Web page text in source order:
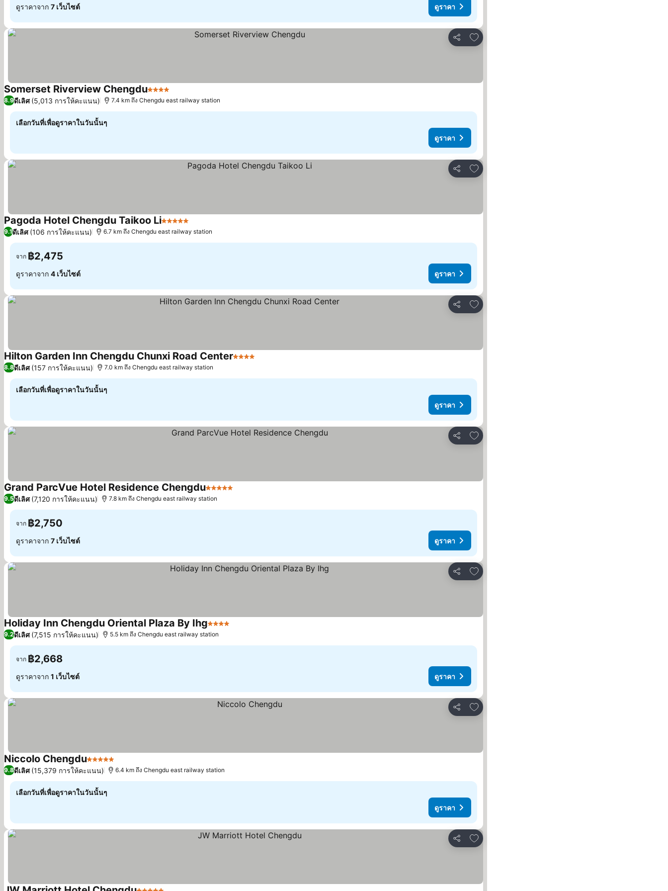
ดูราคาจาก 7 เว็บไซต์ ดูราคา
แชร์
เพิ่มในรายการโปรด
Somerset Riverview Chengdu4 ดาว
8.9ดีเลิศ (5,013 การให้คะแนน) 7.4 km ถึง Chengdu east railway station
เลือกวันที่เพื่อดูราคาในวันนั้นๆ
ดูราคา
แชร์
เพิ่มในรายการโปรด
Pagoda Hotel Chengdu Taikoo Li5 ดาว
9.1ดีเลิศ (106 การให้คะแนน) 6.7 km ถึง Chengdu east railway station
จาก ฿2,475
ดูราคาจาก 4 เว็บไซต์ ดูราคา
แชร์
เพิ่มในรายการโปรด
Hilton Garden Inn Chengdu Chunxi Road Center4 ดาว
8.8ดีเลิศ (157 การให้คะแนน) 7.0 km ถึง Chengdu east railway station
เลือกวันที่เพื่อดูราคาในวันนั้นๆ
ดูราคา
แชร์
เพิ่มในรายการโปรด
Grand ParcVue Hotel Residence Chengdu5 ดาว
9.5ดีเลิศ (7,120 การให้คะแนน) 7.8 km ถึง Chengdu east railway station
จาก ฿2,750
ดูราคาจาก 7 เว็บไซต์ ดูราคา
แชร์
เพิ่มในรายการโปรด
Holiday Inn Chengdu Oriental Plaza By Ihg4 ดาว
9.2ดีเลิศ (7,515 การให้คะแนน) 5.5 km ถึง Chengdu east railway station
จาก ฿2,668
ดูราคาจาก 1 เว็บไซต์ ดูราคา
แชร์
เพิ่มในรายการโปรด
Niccolo Chengdu5 ดาว
9.8ดีเลิศ (15,379 การให้คะแนน) 6.4 km ถึง Chengdu east railway station
เลือกวันที่เพื่อดูราคาในวันนั้นๆ
ดูราคา
แชร์
เพิ่มในรายการโปรด